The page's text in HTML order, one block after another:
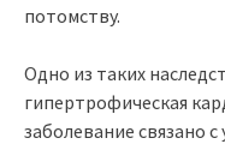
потомству.
Одно из таких
гипертрофическая
заболевание связано